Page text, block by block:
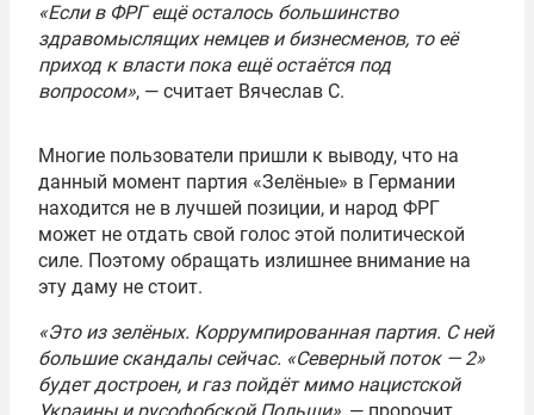
«Если в ФРГ ещё осталось большинство
здравомыслящих немцев и бизнесменов, то её
приход к власти пока ещё остаётся под
вопросом», — считает Вячеслав С.
Многие пользователи пришли к выводу, что на
данный момент партия «Зелёные» в Германии
находится не в лучшей позиции, и народ ФРГ
может не отдать свой голос этой политической
силе. Поэтому обращать излишнее внимание на
эту даму не стоит.
«Это из зелёных. Коррумпированная партия. С ней
большие скандалы сейчас. «Северный поток — 2»
будет достроен, и газ пойдёт мимо нацистской